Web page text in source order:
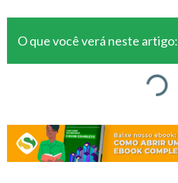
O que você verá neste artigo: